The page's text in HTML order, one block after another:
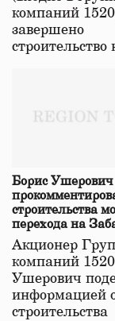
компаний
завершено
строительство
Борис Ушерович
строительства
перехода на
железной дороге
Акционер
компаний
Ушерович
информацией
строительства